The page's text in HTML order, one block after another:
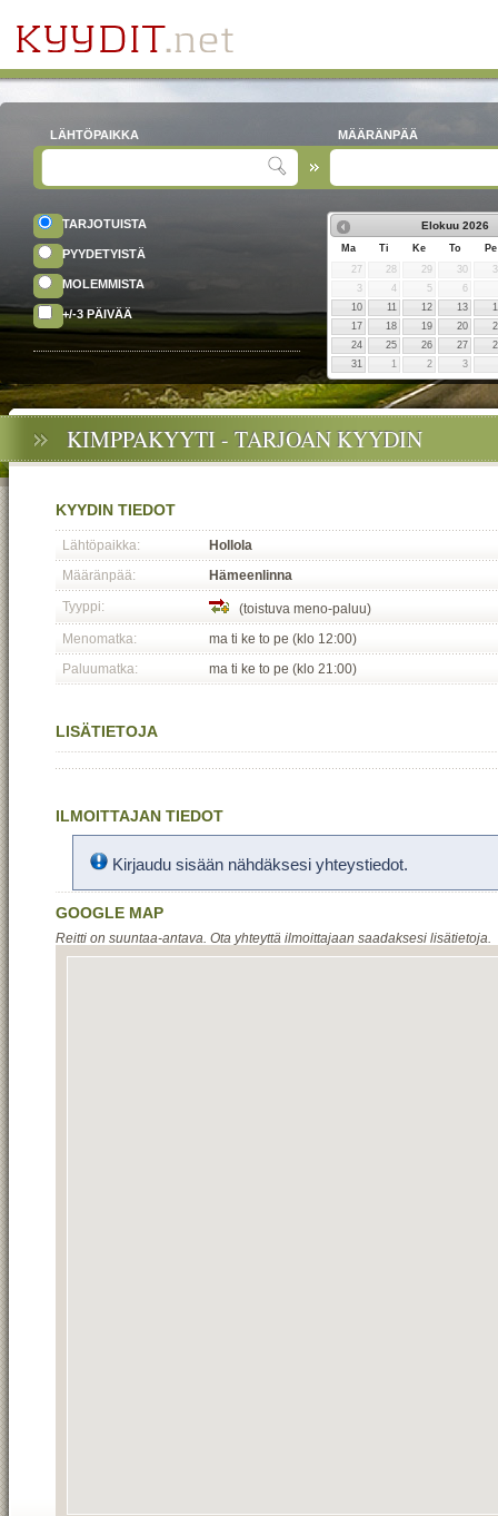
LÄHTÖPAIKKA MÄÄRÄNPÄÄ
TARJOTUISTA
PYYDETYISTÄ
MOLEMMISTA
+/-3 PÄIVÄÄ
Elokuu 2026
Ma Ti Ke To
Pe
27
28 29 30
3
4 5
6
10
11 12 13
17
18 19 20
24
25 26 27
31
1 2 3
KIMPPAKYYTI - TARJOAN KYYDIN
KYYDIN TIEDOT
Lähtöpaikka:
Hollola
Määränpää:
Hämeenlinna
Tyyppi:
(toistuva meno-paluu)
Menomatka:
ma ti ke to pe (klo 12:00)
Paluumatka:
ma ti ke to pe (klo 21:00)
LISÄTIETOJA
ILMOITTAJAN TIEDOT
Kirjaudu sisään nähdäksesi yhteystiedot.
GOOGLE MAP
Reitti on suuntaa-antava. Ota yhteyttä ilmoittajaan saadaksesi lisätietoja.